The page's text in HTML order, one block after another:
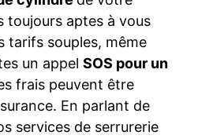
toujours aptes à vous
tarifs souples, même
un appel SOS pour un
frais peuvent être
En parlant de
services de serrurerie